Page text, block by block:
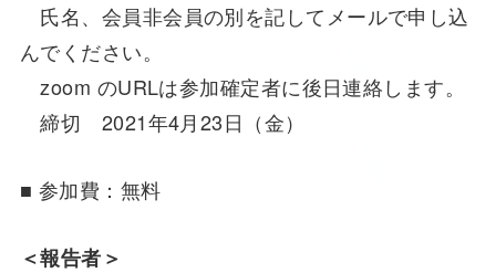
氏名、会員非会員の別を記してメールで申し込
んでください。
zoom のURLは参加確定者に後日連絡します。
締切 2021年4月23日（金）
■ 参加費：無料
＜報告者＞